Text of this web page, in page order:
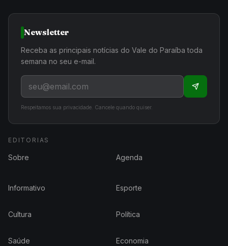
Newsletter
Receba as principais notícias do Vale do Paraíba toda
semana no seu e-mail.
Respeitamos sua privacidade. Cancele quando quiser.
EDITORIAS
Sobre Agenda
Informativo Esporte
Cultura Política
Saúde Economia